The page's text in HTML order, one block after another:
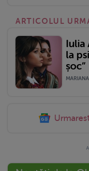
ARTICOLUL
Iulia
la
șoc”